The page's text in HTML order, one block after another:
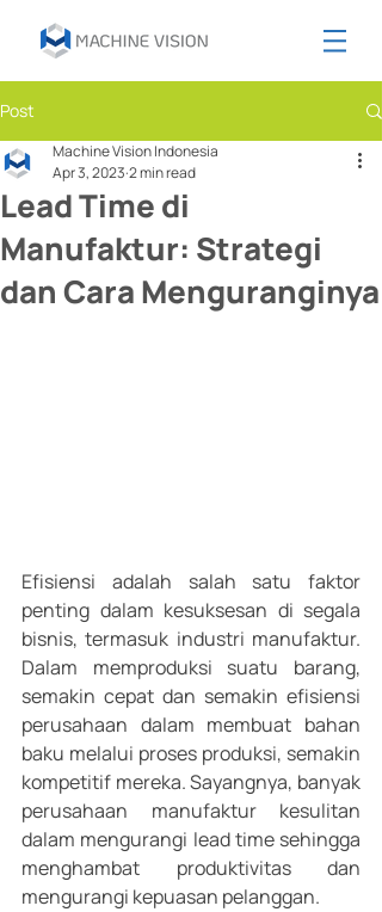
Post
Lead Time di
Manufaktur: Strategi
dan Cara Menguranginya
Machine Vision Indonesia
Apr 3, 2023 2 min read
Efisiensi adalah salah satu faktor
penting dalam kesuksesan di segala
bisnis, termasuk industri manufaktur.
Dalam memproduksi suatu barang,
semakin cepat dan semakin efisiensi
perusahaan dalam membuat bahan
baku melalui proses produksi, semakin
kompetitif mereka. Sayangnya, banyak
perusahaan manufaktur kesulitan
dalam mengurangi lead time sehingga
menghambat produktivitas dan
mengurangi kepuasan pelanggan.